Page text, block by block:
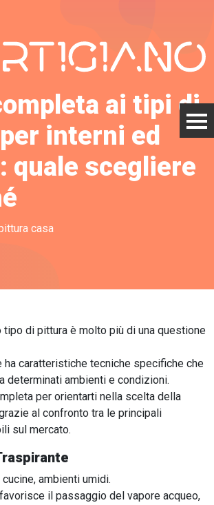
ai tipi di
interni ed
quale scegliere
casa
di pittura è molto più di una questione
ha caratteristiche tecniche specifiche che
determinati ambienti e condizioni.
per orientarti nella scelta della
al confronto tra le principali
sul mercato.
cucine, ambienti umidi.
favorisce il passaggio del vapore acqueo,